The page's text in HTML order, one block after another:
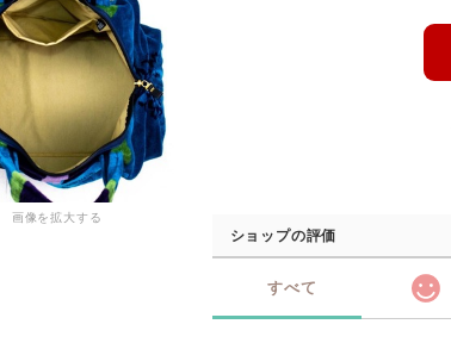
画像を拡大する
ショップの評価
すべて